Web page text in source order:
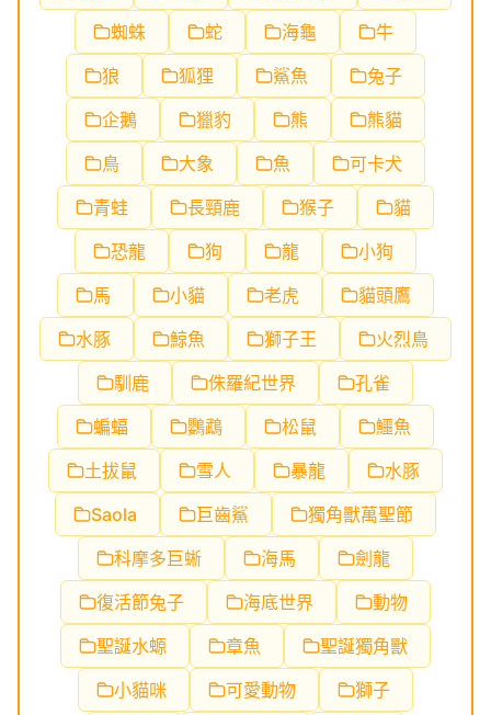
蜘蛛
蛇 海龜
牛
狼
狐狸 鯊魚
兔子
企鵝
獵豹 熊
熊貓
鳥
大象 魚
可卡犬
青蛙
長頸鹿 猴子
貓
恐龍
狗 龍
小狗
馬
小貓 老虎
貓頭鷹
水豚
鯨魚 獅子王
火烈鳥
馴鹿
侏羅紀世界
孔雀
蝙蝠
鸚鵡 松鼠
鱷魚
土拔鼠
雪人 暴龍
水豚
Saola
巨齒鯊
獨角獸萬聖節
科摩多巨蜥
海馬
劍龍
復活節兔子
海底世界
動物
聖誕水螈
章魚
聖誕獨角獸
小貓咪
可愛動物
獅子